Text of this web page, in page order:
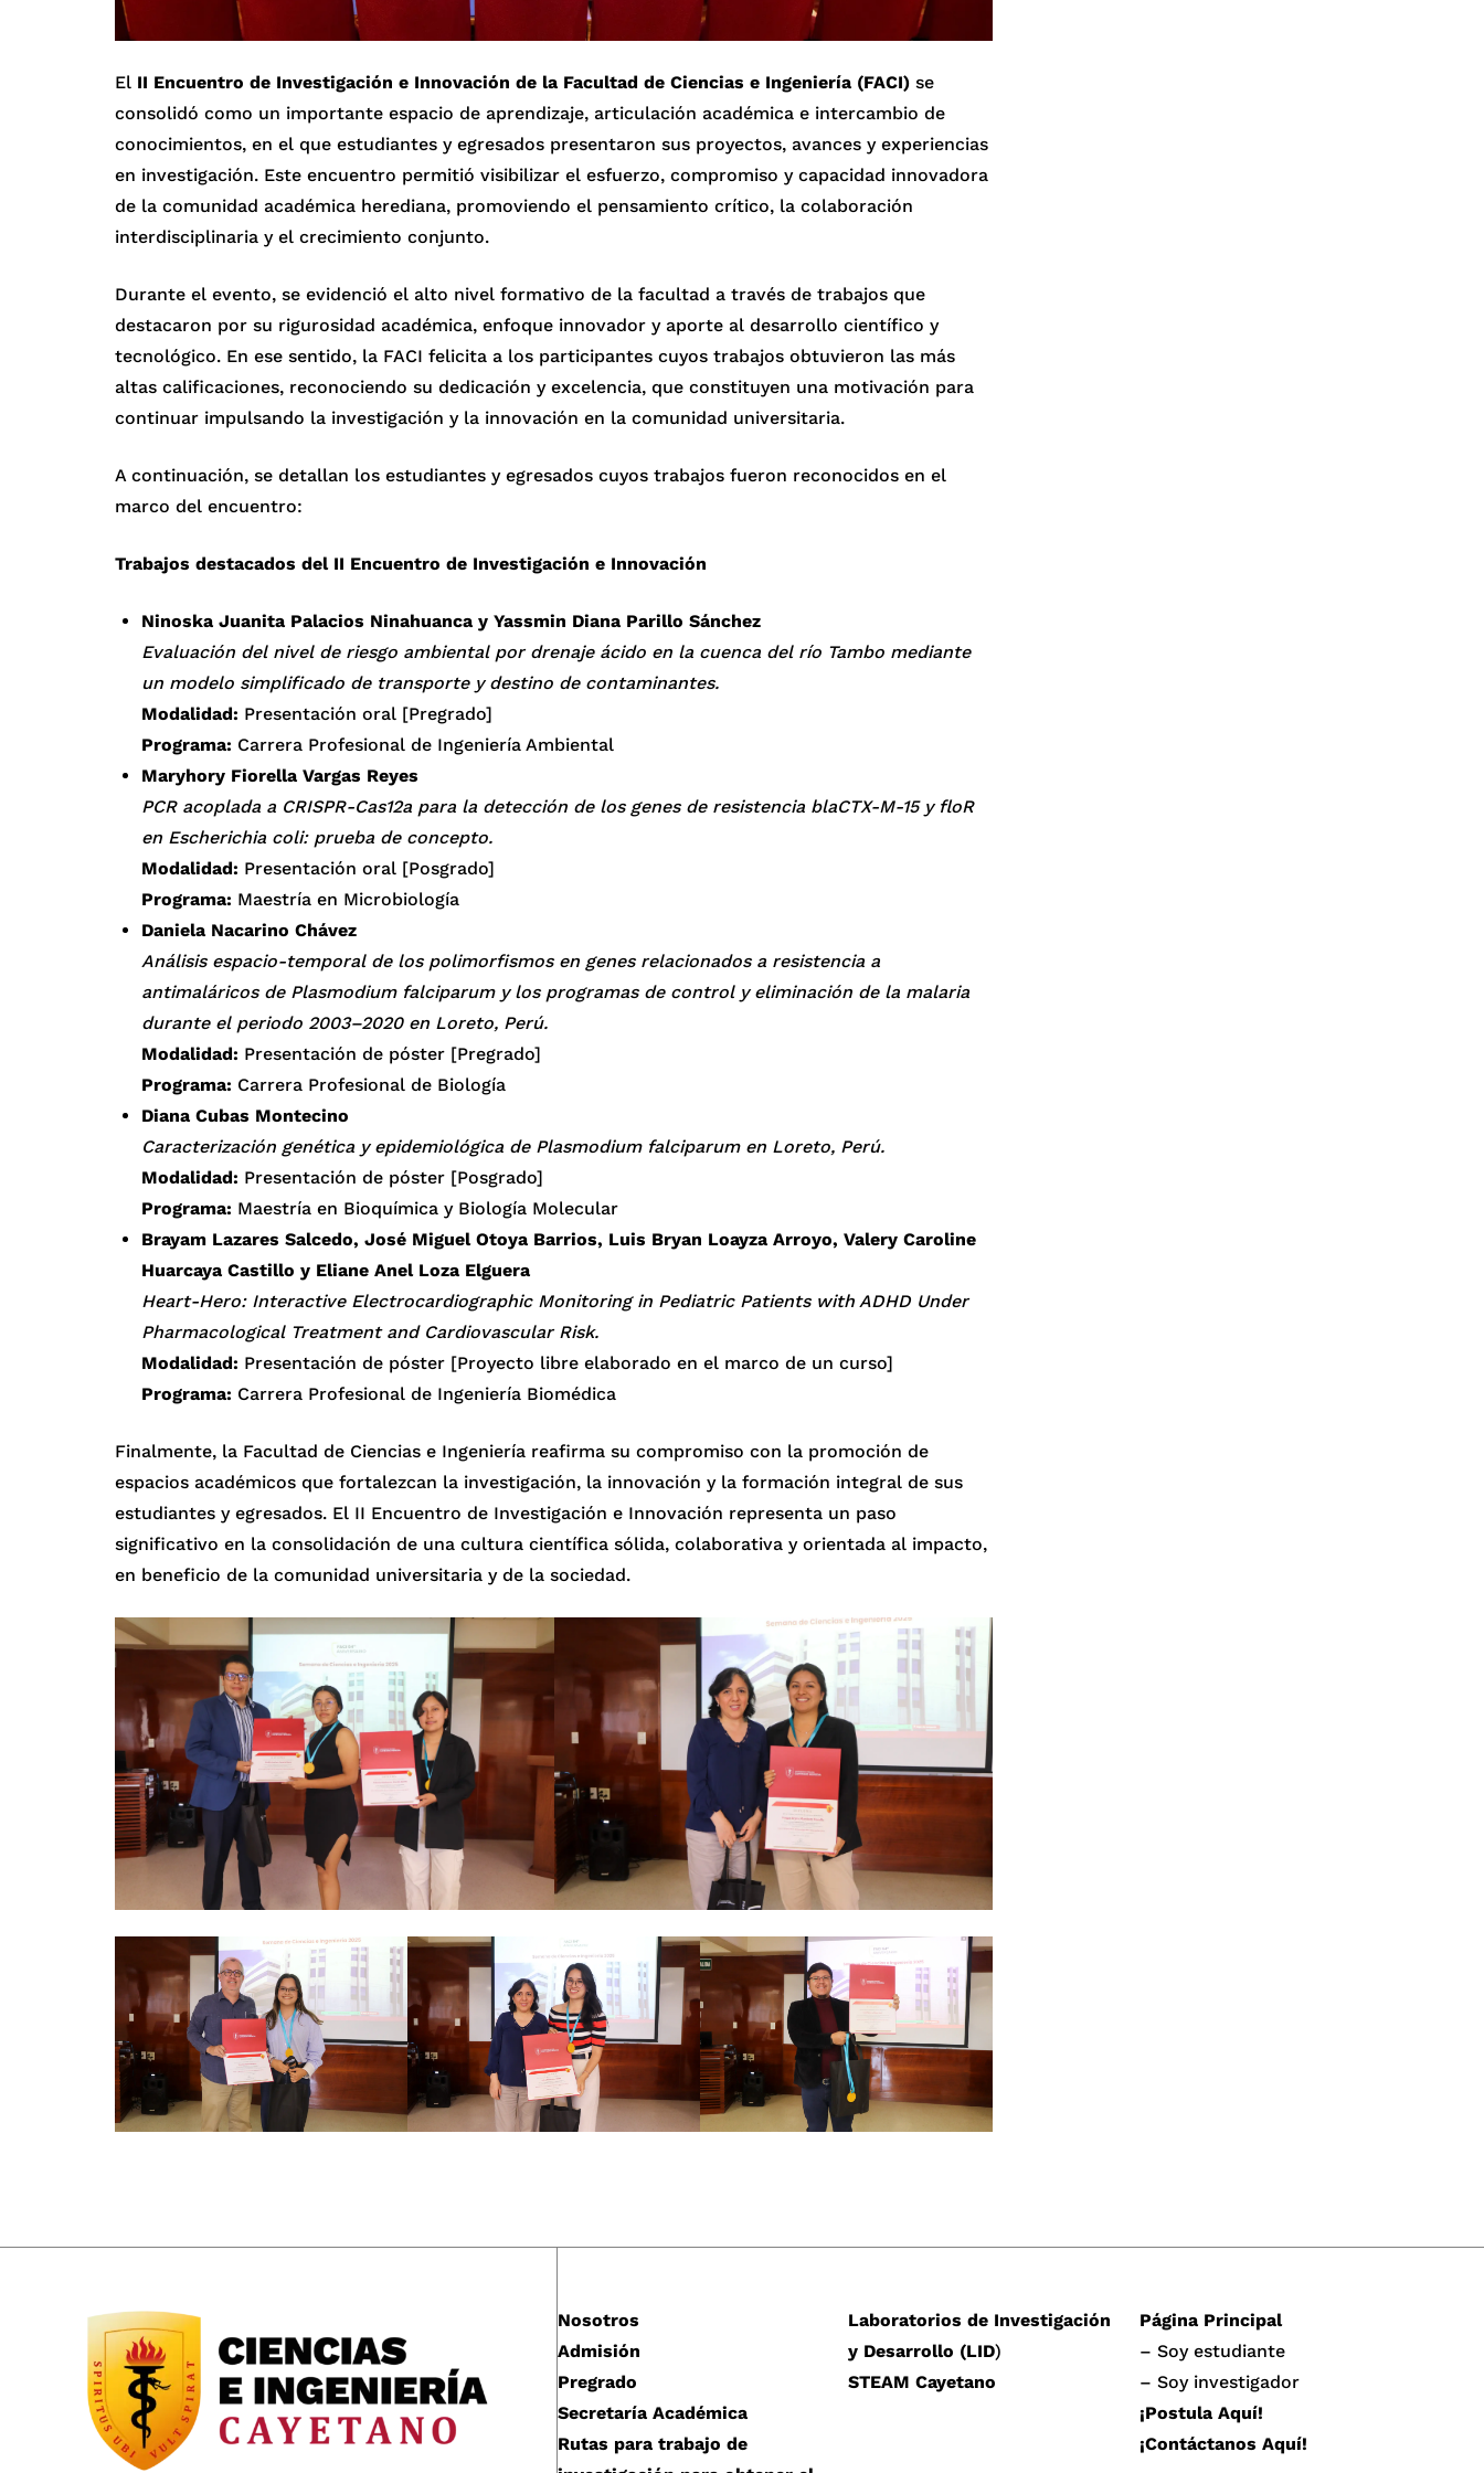
El II Encuentro de Investigación e Innovación de la Facultad de Ciencias e Ingeniería (FACI) se
consolidó como un importante espacio de aprendizaje, articulación académica e intercambio de
conocimientos, en el que estudiantes y egresados presentaron sus proyectos, avances y experiencias
en investigación. Este encuentro permitió visibilizar el esfuerzo, compromiso y capacidad innovadora
de la comunidad académica herediana, promoviendo el pensamiento crítico, la colaboración
interdisciplinaria y el crecimiento conjunto.
Durante el evento, se evidenció el alto nivel formativo de la facultad a través de trabajos que
destacaron por su rigurosidad académica, enfoque innovador y aporte al desarrollo científico y
tecnológico. En ese sentido, la FACI felicita a los participantes cuyos trabajos obtuvieron las más
altas calificaciones, reconociendo su dedicación y excelencia, que constituyen una motivación para
continuar impulsando la investigación y la innovación en la comunidad universitaria.
A continuación, se detallan los estudiantes y egresados cuyos trabajos fueron reconocidos en el
marco del encuentro:
Trabajos destacados del II Encuentro de Investigación e Innovación
Ninoska Juanita Palacios Ninahuanca y Yassmin Diana Parillo Sánchez
Evaluación del nivel de riesgo ambiental por drenaje ácido en la cuenca del río Tambo mediante
un modelo simplificado de transporte y destino de contaminantes.
Modalidad: Presentación oral [Pregrado]
Programa: Carrera Profesional de Ingeniería Ambiental
Maryhory Fiorella Vargas Reyes
PCR acoplada a CRISPR-Cas12a para la detección de los genes de resistencia blaCTX-M-15 y floR
en Escherichia coli: prueba de concepto.
Modalidad: Presentación oral [Posgrado]
Programa: Maestría en Microbiología
Daniela Nacarino Chávez
Análisis espacio-temporal de los polimorfismos en genes relacionados a resistencia a
antimaláricos de Plasmodium falciparum y los programas de control y eliminación de la malaria
durante el periodo 2003–2020 en Loreto, Perú.
Modalidad: Presentación de póster [Pregrado]
Programa: Carrera Profesional de Biología
Diana Cubas Montecino
Caracterización genética y epidemiológica de Plasmodium falciparum en Loreto, Perú.
Modalidad: Presentación de póster [Posgrado]
Programa: Maestría en Bioquímica y Biología Molecular
Brayam Lazares Salcedo, José Miguel Otoya Barrios, Luis Bryan Loayza Arroyo, Valery Caroline
Huarcaya Castillo y Eliane Anel Loza Elguera
Heart-Hero: Interactive Electrocardiographic Monitoring in Pediatric Patients with ADHD Under
Pharmacological Treatment and Cardiovascular Risk.
Modalidad: Presentación de póster [Proyecto libre elaborado en el marco de un curso]
Programa: Carrera Profesional de Ingeniería Biomédica
Finalmente, la Facultad de Ciencias e Ingeniería reafirma su compromiso con la promoción de
espacios académicos que fortalezcan la investigación, la innovación y la formación integral de sus
estudiantes y egresados. El II Encuentro de Investigación e Innovación representa un paso
significativo en la consolidación de una cultura científica sólida, colaborativa y orientada al impacto,
en beneficio de la comunidad universitaria y de la sociedad.
Nosotros
Admisión
Pregrado
Secretaría Académica
Rutas para trabajo de
Laboratorios de Investigación
y Desarrollo (LID)
STEAM Cayetano
Página Principal
– Soy estudiante
– Soy investigador
¡Postula Aquí!
¡Contáctanos Aquí!